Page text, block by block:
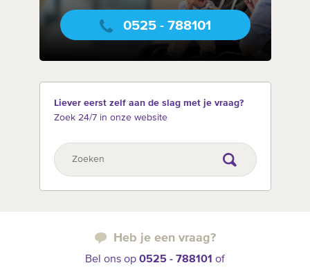
0525 - 788101
Liever eerst zelf aan de slag met je vraag?
Zoek 24/7 in onze website
Heb je een vraag?
Bel ons op 0525 - 788101 of